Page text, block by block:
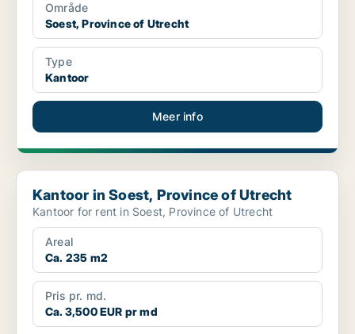
Område
Soest, Province of Utrecht
Type
Kantoor
Meer info
Kantoor in Soest, Province of Utrecht
Kantoor in Soest, Province of Utrecht
Kantoor for rent in Soest, Province of Utrecht
Areal
Ca. 235 m2
Pris pr. md.
Ca. 3,500 EUR pr md